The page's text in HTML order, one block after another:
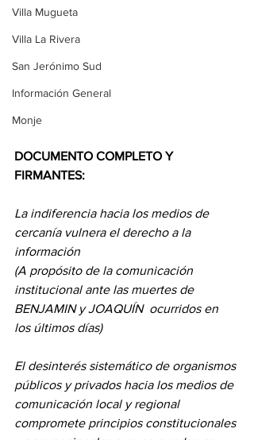
Villa Mugueta
Villa La Rivera
San Jerónimo Sud
Información General
Monje
DOCUMENTO COMPLETO Y
FIRMANTES:
La indiferencia hacia los medios de
cercanía vulnera el derecho a la
información
(A propósito de la comunicación
institucional ante las muertes de
BENJAMIN y JOAQUÍN  ocurridos en
los últimos días)
El desinterés sistemático de organismos
públicos y privados hacia los medios de
comunicación local y regional
compromete principios constitucionales